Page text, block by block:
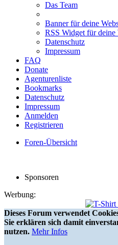
Das Team
Banner für deine
RSS Widget für deine
Datenschutz
Impressum
FAQ
Donate
Agenturenliste
Bookmarks
Datenschutz
Impressum
Anmelden
Registrieren
Foren-Übersicht
Sponsoren
Werbung:
Dieses Forum verwendet
Sie erklären sich damit
nutzen. Mehr Infos